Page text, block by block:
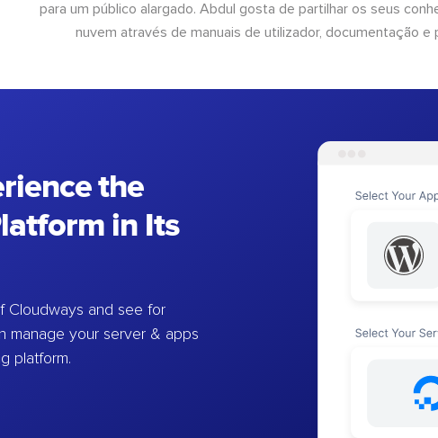
para um público alargado. Abdul gosta de partilhar os seus
nuvem através de manuais de utilizador, documentação e
the
in Its
Cloudways and see for
manage your server & apps
platform.